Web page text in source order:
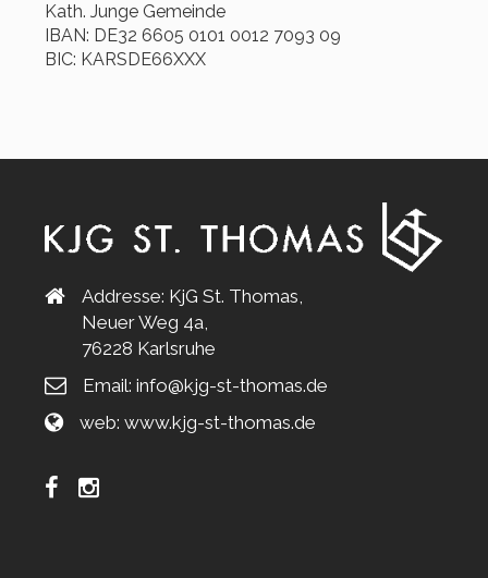
Kath. Junge Gemeinde
IBAN: DE32 6605 0101 0012 7093 09
BIC: KARSDE66XXX
Addresse: KjG St. Thomas,
Neuer Weg 4a,
76228 Karlsruhe
Email:info@kjg-st-thomas.de
web:www.kjg-st-thomas.de